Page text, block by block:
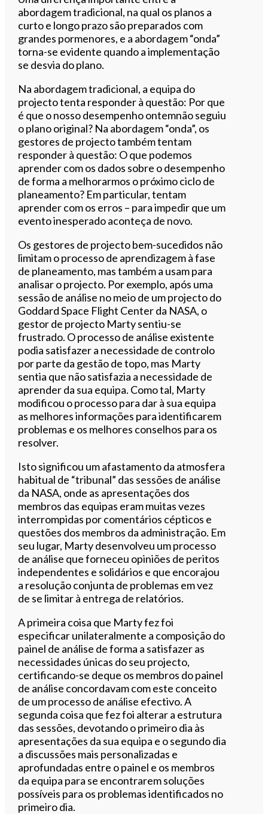
abordagem tradicional, na qual os planos a
curto e longo prazo são preparados com
grandes pormenores, e a abordagem “onda”
torna-se evidente quando a implementação
se desvia do plano.
Na abordagem tradicional, a equipa do
projecto tenta responder à questão: Por que
é que o nosso desempenho ontemnão seguiu
o plano original? Na abordagem “onda”, os
gestores de projecto também tentam
responder à questão: O que podemos
aprender com os dados sobre o desempenho
de forma a melhorarmos o próximo ciclo de
planeamento? Em particular, tentam
aprender com os erros – para impedir que um
evento inesperado aconteça de novo.
Os gestores de projecto bem-sucedidos não
limitam o processo de aprendizagem à fase
de planeamento, mas também a usam para
analisar o projecto. Por exemplo, após uma
sessão de análise no meio de um projecto do
Goddard Space Flight Center da NASA, o
gestor de projecto Marty sentiu-se
frustrado. O processo de análise existente
podia satisfazer a necessidade de controlo
por parte da gestão de topo, mas Marty
sentia que não satisfazia a necessidade de
aprender da sua equipa. Como tal, Marty
modificou o processo para dar à sua equipa
as melhores informações para identificarem
problemas e os melhores conselhos para os
resolver.
Isto significou um afastamento da atmosfera
habitual de “tribunal” das sessões de análise
da NASA, onde as apresentações dos
membros das equipas eram muitas vezes
interrompidas por comentários cépticos e
questões dos membros da administração. Em
seu lugar, Marty desenvolveu um processo
de análise que forneceu opiniões de peritos
independentes e solidários e que encorajou
a resolução conjunta de problemas em vez
de se limitar à entrega de relatórios.
A primeira coisa que Marty fez foi
especificar unilateralmente a composição do
painel de análise de forma a satisfazer as
necessidades únicas do seu projecto,
certificando-se deque os membros do painel
de análise concordavam com este conceito
de um processo de análise efectivo. A
segunda coisa que fez foi alterar a estrutura
das sessões, devotando o primeiro dia às
apresentações da sua equipa e o segundo dia
a discussões mais personalizadas e
aprofundadas entre o painel e os membros
da equipa para se encontrarem soluções
possíveis para os problemas identificados no
primeiro dia.